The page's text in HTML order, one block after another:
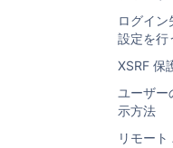
ログイ
設定を行
XSRF 保
ユーザー
示方法
リモート
クラスターで
ーザーがノード
にするために、[
になっています。
Confluence で「
を設定する方法
」をご確認くださ